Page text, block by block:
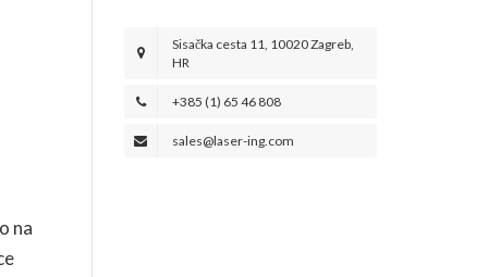
na
Sisačka cesta 11, 10020 Zagreb,
HR
+385 (1) 65 46 808
sales@laser-ing.com